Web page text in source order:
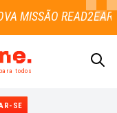
todos
SE